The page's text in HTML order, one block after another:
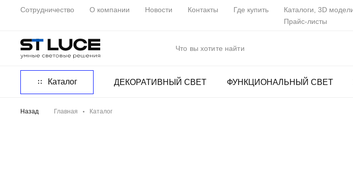
Сотрудничество О компании Новости Контакты Где купить
Каталоги, 3D
Прайс-листы
Каталог ДЕКОРАТИВНЫЙ СВЕТ ФУНКЦИОНАЛЬНЫЙ СВЕТ
Назад Главная Каталог